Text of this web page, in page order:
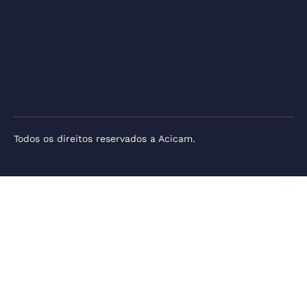
Todos os direitos reservados a Acicam.